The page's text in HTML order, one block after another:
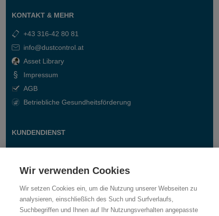
KONTAKT & MEHR
+43 316-42 80 81
info@dustcontrol.at
Asset Library
Impressum
AGB
Betriebliche Gesundheitsförderung
KUNDENDIENST
Wir verwenden Cookies
Wir setzen Cookies ein, um die Nutzung unserer Webseiten zu
analysieren, einschließlich des Such und Surfverlaufs,
Suchbegriffen und Ihnen auf Ihr Nutzungsverhalten angepasste